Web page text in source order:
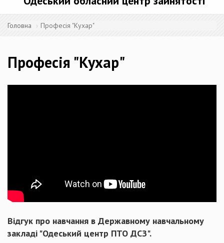
Головна Професія "Кухар"
Професія "Кухар"
Відгук про навчання в Державному навчальному
закладі "Одеський центр ПТО ДСЗ".